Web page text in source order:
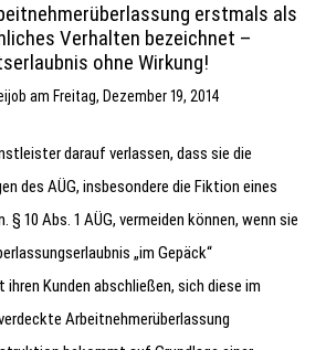
erstmals als
Verhalten bezeichnet –
ohne Wirkung!
am Freitag, Dezember 19, 2014
darauf verlassen, dass sie die
des AÜG, insbesondere die Fiktion eines
10 Abs. 1 AÜG, vermeiden können, wenn sie
„im Gepäck“
Kunden abschließen, sich diese im
Arbeitnehmerüberlassung